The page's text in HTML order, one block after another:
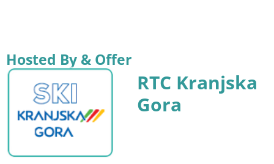
Hosted By & Offer
RTC Kranjska
Gora